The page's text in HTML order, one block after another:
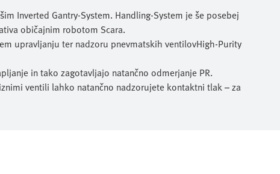
Inverted Gantry-System. Handling-System je še posebej
običajnim robotom Scara.
upravljanju ter nadzoru pnevmatskih ventilovHigh-Purity
in tako zagotavljajo natančno odmerjanje PR.
ventili lahko natančno nadzorujete kontaktni tlak – za